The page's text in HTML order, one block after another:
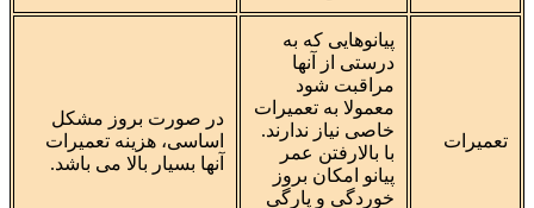
تعمیرات
پیانوهایی که به
درستی از آنها
مراقبت شود
معمولا به تعمیرات
خاصی نیاز ندارند.
با بالارفتن عمر
پیانو امکان بروز
خوردگی و پارگی
در صورت بروز مشکل
اساسی، هزینه تعمیرات
آنها بسیار بالا می باشد.